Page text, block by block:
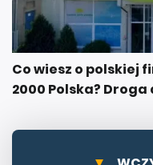
Co wiesz o polskiej
2000 Polska? Droga